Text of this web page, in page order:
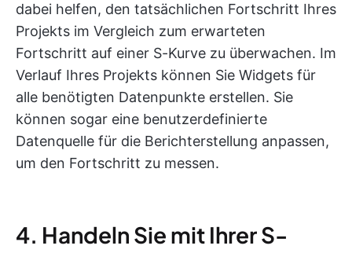
dabei helfen, den tatsächlichen Fortschritt Ihres
Projekts im Vergleich zum erwarteten
Fortschritt auf einer S-Kurve zu überwachen. Im
Verlauf Ihres Projekts können Sie Widgets für
alle benötigten Datenpunkte erstellen. Sie
können sogar eine benutzerdefinierte
Datenquelle für die Berichterstellung anpassen,
um den Fortschritt zu messen.
4. Handeln Sie mit Ihrer S-